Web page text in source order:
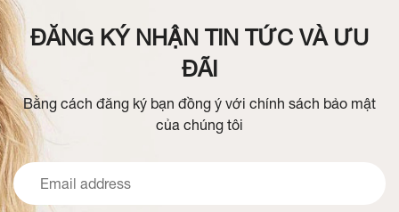
ĐĂNG KÝ NHẬN TIN TỨC VÀ ƯU
ĐÃI
Bằng cách đăng ký bạn đồng ý với chính sách bảo mật
của chúng tôi